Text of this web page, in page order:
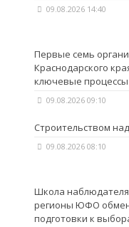
09.08.2026 14:40
Первые семь
Краснодарского
ключевые процессы
09.08.2026 09:10
Строительством
09.08.2026 08:10
Школа
регионы ЮФО
подготовки к